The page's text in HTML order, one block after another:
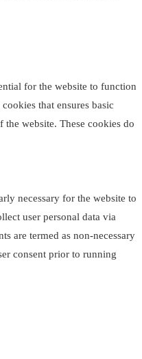
for the website to function
that ensures basic
website. These cookies do
necessary for the website to
user personal data via
are termed as non-necessary
consent prior to running